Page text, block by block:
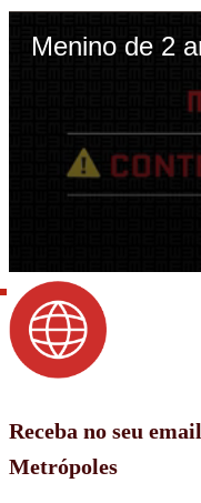
Receba no seu
Metrópoles